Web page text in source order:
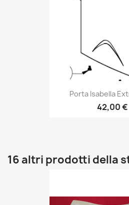
Porta Isabella
42,00 €
16 altri prodotti della